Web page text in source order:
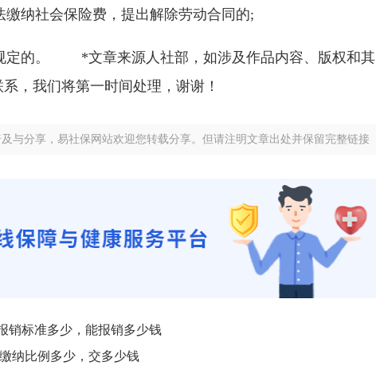
纳社会保险费，提出解除劳动合同的;
的。
*文章来源人社部，如涉及作品内容、版权和其
，我们将第一时间处理，谢谢！
与分享，易社保网站欢迎您转载分享。但请注明文章出处并保留完整链接
销标准多少，能报销多少钱
纳比例多少，交多少钱